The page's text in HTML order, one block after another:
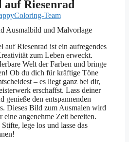
auf Riesenrad
Team
auf Riesenrad ist ein aufregendes
zum Leben erweckt.
Welt der Farben und bringe
Ob du dich für kräftige Töne
– es liegt ganz bei dir,
erschaffst. Lass deiner
genieße den entspannenden
Dieses Bild zum Ausmalen wird
angenehme Zeit bereiten.
lege los und lasse das